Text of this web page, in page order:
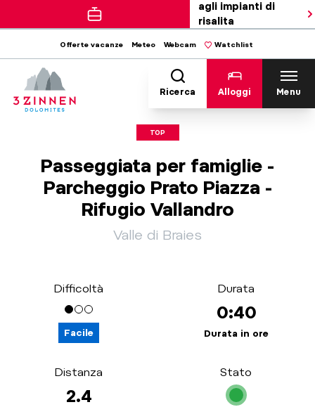
agli impianti di
risalita
Offerte vacanze Meteo Webcam Watchlist
Ricerca Alloggi Menu
TOP
Passeggiata per famiglie -
Parcheggio Prato Piazza -
Rifugio Vallandro
Valle di Braies
Difficoltà
Facile
Durata
0:40
Durata in ore
Distanza
2.4
Stato